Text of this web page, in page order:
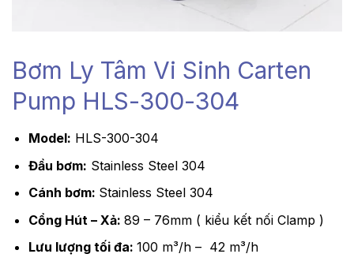
Bơm Ly Tâm Vi Sinh Carten
Pump HLS-300-304
Model: HLS-300-304
Đầu bơm: Stainless Steel 304
Cánh bơm: Stainless Steel 304
Cổng Hút – Xả: 89 – 76mm ( kiểu kết nối Clamp )
Lưu lượng tối đa: 100 m³/h – 42 m³/h